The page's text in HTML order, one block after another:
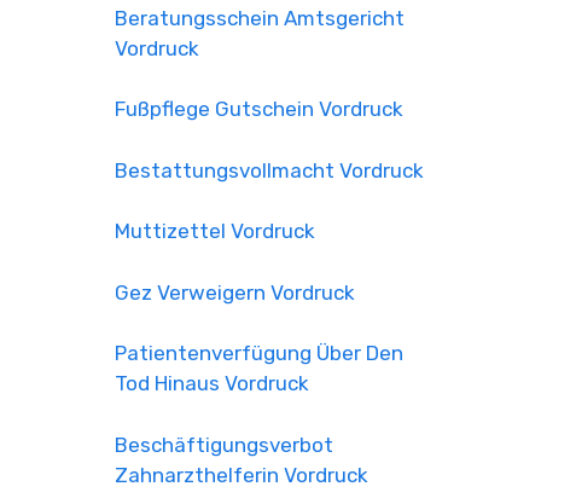
Beratungsschein Amtsgericht
Vordruck
Fußpflege Gutschein Vordruck
Bestattungsvollmacht Vordruck
Muttizettel Vordruck
Gez Verweigern Vordruck
Patientenverfügung Über Den
Tod Hinaus Vordruck
Beschäftigungsverbot
Zahnarzthelferin Vordruck